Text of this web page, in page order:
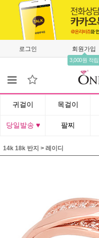
로그인 회원가입
3,000원 적립
귀걸이 목걸이
당일발송 ♥ 팔찌
14k 18k 반지 > 레이디